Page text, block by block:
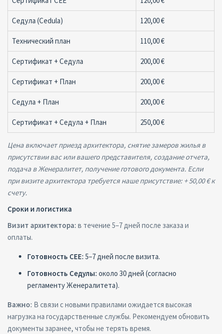
Седула (Cedula) 120,00 €
Технический план 110,00 €
Сертификат + Седула 200,00 €
Сертификат + План 200,00 €
Седула + План 200,00 €
Сертификат + Седула + План 250,00 €
Цена включает приезд архитектора, снятие замеров жилья в
присутствии вас или вашего представителя, создание отчета,
подача в Женералитет, получение готового документа. Если
при визите архитектора требуется наше присутствие: + 50,00 € к
счету.
Сроки и логистика
Визит архитектора: в течение 5–7 дней после заказа и
оплаты.
Готовность CEE: 5–7 дней после визита.
Готовность Седулы: около 30 дней (согласно
регламенту Женералитета).
Важно: В связи с новыми правилами ожидается высокая
нагрузка на государственные службы. Рекомендуем обновить
документы заранее, чтобы не терять время.